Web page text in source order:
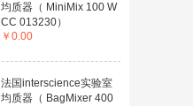
均质器（ MiniMix 100 W
CC 013230）
￥ 0.00
法国interscience实验室
均质器（ BagMixer 400